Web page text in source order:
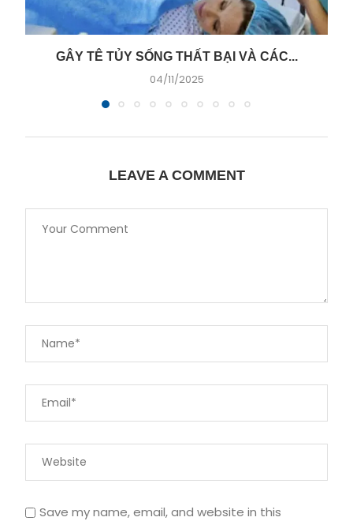
GÂY TÊ TỦY SỐNG THẤT BẠI VÀ CÁC...
04/11/2025
LEAVE A COMMENT
Save my name, email, and website in this